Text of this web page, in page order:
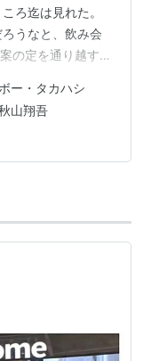
ろ迄は見れた。
うなと、飲み会
の定を通り越す大
量失点。 あんま
て「ボー・タカ
いたようなモノで
何か今後期待する
ボー・タカハシ
山翔吾